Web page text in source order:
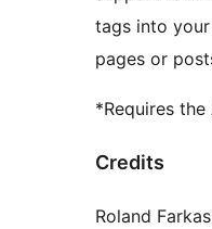
tags into your
pages or
*Requires the
Credits
Roland